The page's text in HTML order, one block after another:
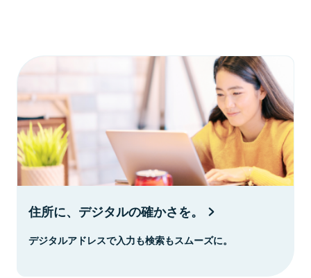
住所に、デジタルの確かさを。
デジタルアドレスで入力も検索もスムーズに。